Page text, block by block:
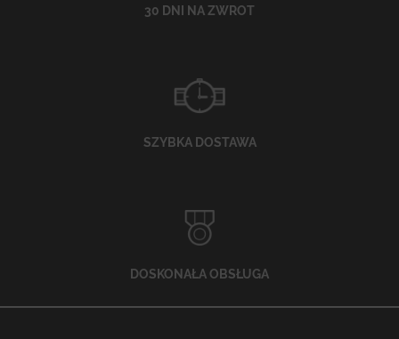
30 DNI NA ZWROT
SZYBKA DOSTAWA
DOSKONAŁA OBSŁUGA